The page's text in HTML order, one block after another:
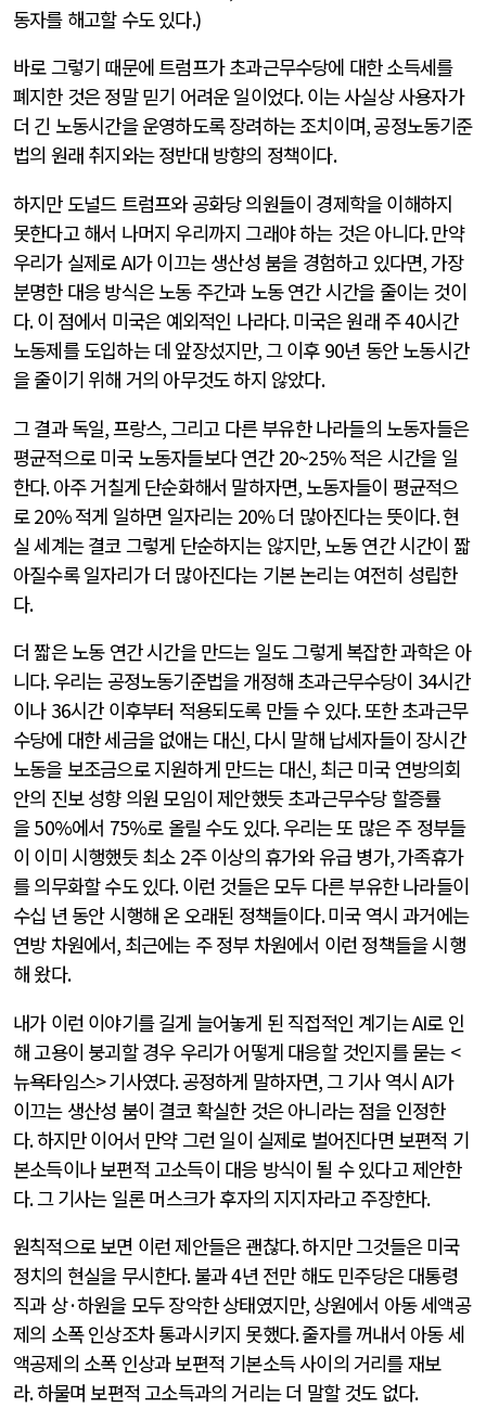
동자를 해고할 수도 있다.)
바로 그렇기 때문에 트럼프가 초과근무수당에 대한 소득세를
폐지한 것은 정말 믿기 어려운 일이었다.이는 사실상 사용자가
더 긴 노동시간을 운영하도록 장려하는 조치이며,공정노동기준
법의 원래 취지와는 정반대 방향의 정책이다.
하지만 도널드 트럼프와 공화당 의원들이 경제학을 이해하지
못한다고 해서 나머지 우리까지 그래야 하는 것은 아니다.만약
우리가 실제로AI가 이끄는 생산성 붐을 경험하고 있다면,가장
분명한 대응 방식은 노동 주간과 노동 연간 시간을 줄이는 것이
다.이 점에서 미국은 예외적인 나라다.미국은 원래 주40시간
노동제를 도입하는 데 앞장섰지만,그 이후 90년 동안 노동시간
을 줄이기 위해 거의 아무것도 하지 않았다.
그 결과 독일,프랑스,그리고 다른 부유한 나라들의 노동자들은
평균적으로 미국 노동자들보다 연간 20~25%적은 시간을 일
한다.아주 거칠게 단순화해서 말하자면, 노동자들이 평균적으
로20%적게 일하면 일자리는 20%더 많아진다는 뜻이다.현
실 세계는 결코 그렇게 단순하지는 않지만, 노동 연간 시간이 짧
아질수록 일자리가 더 많아진다는 기본 논리는 여전히 성립한
다.
더 짧은 노동 연간 시간을 만드는 일도 그렇게 복잡한 과학은 아
니다.우리는 공정노동기준법을 개정해 초과근무수당이 34시간
이나 36시간 이후부터 적용되도록 만들 수 있다.또한 초과근무
수당에 대한 세금을 없애는 대신, 다시 말해 납세자들이 장시간
노동을 보조금으로 지원하게 만드는 대신, 최근 미국 연방의회
안의 진보 성향 의원 모임이 제안했듯 초과근무수당 할증률
을50%에서 75%로 올릴 수도 있다.우리는 또 많은 주 정부들
이 이미 시행했듯 최소 2주 이상의 휴가와 유급 병가,가족휴가
를 의무화할 수도 있다.이런 것들은 모두 다른 부유한 나라들이
수십 년 동안 시행해 온 오래된 정책들이다.미국 역시 과거에는
연방 차원에서, 최근에는 주 정부 차원에서 이런 정책들을 시행
해 왔다.
내가 이런 이야기를 길게 늘어놓게 된 직접적인 계기는AI로 인
해 고용이 붕괴할 경우 우리가 어떻게 대응할 것인지를 묻는 <
뉴욕타임스>기사였다.공정하게 말하자면,그 기사 역시AI가
이끄는 생산성 붐이 결코 확실한 것은 아니라는 점을 인정한
다.하지만 이어서 만약 그런 일이 실제로 벌어진다면 보편적 기
본소득이나 보편적 고소득이 대응 방식이 될 수 있다고 제안한
다.그 기사는 일론 머스크가 후자의 지지자라고 주장한다.
원칙적으로 보면 이런 제안들은 괜찮다.하지만 그것들은 미국
정치의 현실을 무시한다.불과4년 전만 해도 민주당은 대통령
직과 상·하원을 모두 장악한 상태였지만, 상원에서 아동 세액공
제의 소폭 인상조차 통과시키지 못했다.줄자를 꺼내서 아동 세
액공제의 소폭 인상과 보편적 기본소득 사이의 거리를 재보
라.하물며 보편적 고소득과의 거리는 더 말할 것도 없다.